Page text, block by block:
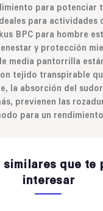
para potenciar
para actividades
BPC para hombre
y protección
media pantorrilla
tejido transpirable
la absorción del
previenen las
para un
similares que te
interesar